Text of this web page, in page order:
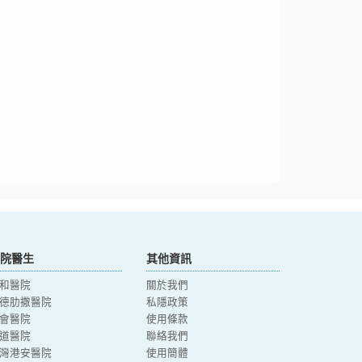
醫生
醫院
肋撒醫院
醫院
醫院
港安醫院
其他資訊
關於我們
私隱政策
使用條款
聯絡我們
使用簡體